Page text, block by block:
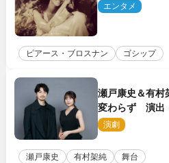
エンタメ
ピアース・ブロスナン ゴシップ
瀬戸康史＆有村
変わらず 演出
胸に舞台『キュ
演劇
瀬戸康史 有村架純 舞台